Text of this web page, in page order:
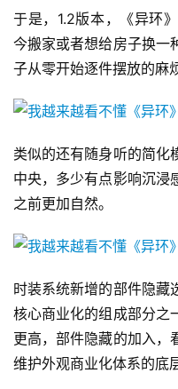
于是，1.2版本，《异环
今搬家或者想给房子换一
子从零开始逐件摆放的麻
类似的还有随身听的简化
中央，多少有点影响沉浸
之前更加自然。
时装系统新增的部件隐藏
核心商业化的组成部分之
更高，部件隐藏的加入，
维护外观商业化体系的底